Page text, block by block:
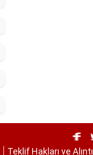
Teklif Hakları ve Alıntı